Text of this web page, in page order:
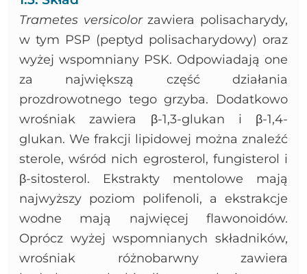
Trametes versicolorzawiera polisacharydy,
w tym PSP (peptyd polisacharydowy) oraz
wyżej wspomniany PSK. Odpowiadają one
za największą część działania
prozdrowotnego tego grzyba. Dodatkowo
wrośniak zawiera β-1,3-glukan i β-1,4-
glukan. We frakcji lipidowej można znaleźć
sterole, wśród nich egrosterol, fungisterol i
β-sitosterol. Ekstrakty mentolowe mają
najwyższy poziom polifenoli, a ekstrakcje
wodne mają najwięcej flawonoidów.
Oprócz wyżej wspomnianych składników,
wrośniak różnobarwny zawiera